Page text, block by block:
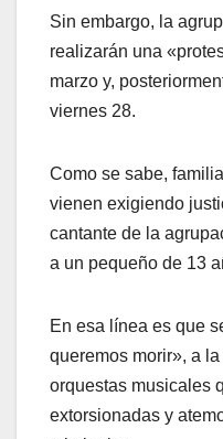
Sin embargo, la
realizarán una
marzo y,
viernes 28.
Como se sabe,
vienen exigiendo
cantante de la
a un pequeño de 13
En esa línea es que
queremos morir», a
orquestas musicales
extorsionadas y